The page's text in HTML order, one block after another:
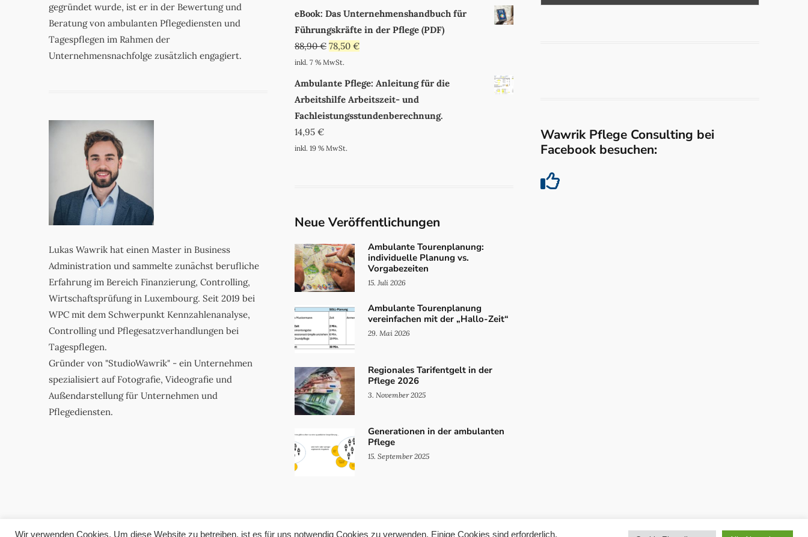
gegründet wurde, ist er in der Bewertung und
Beratung von ambulanten Pflegediensten und
Tagespflegen im Rahmen der
Unternehmensnachfolge zusätzlich engagiert.
Lukas Wawrik hat einen Master in Business
Administration und sammelte zunächst berufliche
Erfahrung im Bereich Finanzierung, Controlling,
Wirtschaftsprüfung in Luxembourg. Seit 2019 bei
WPC mit dem Schwerpunkt Kennzahlenanalyse,
Controlling und Pflegesatzverhandlungen bei
Tagespflegen.
Gründer von "StudioWawrik" - ein Unternehmen
spezialisiert auf Fotografie, Videografie und
Außendarstellung für Unternehmen und
Pflegediensten.
eBook: Das Unternehmenshandbuch für
Führungskräfte in der Pflege (PDF)
88,90€ 78,50 €
inkl. 7 % MwSt.
Ambulante Pflege: Anleitung für die
Arbeitshilfe Arbeitszeit- und
Fachleistungsstundenberechnung.
14,95 €
inkl. 19 % MwSt.
Neue Veröffentlichungen
Ambulante Tourenplanung:
individuelle Planung vs.
Vorgabezeiten
15. Juli 2026
Ambulante Tourenplanung
vereinfachen mit der „Hallo-Zeit“
29. Mai 2026
Regionales Tarifentgelt in der
Pflege 2026
3. November 2025
Generationen in der ambulanten
Pflege
15. September 2025
Wawrik Pflege Consulting bei
Facebook besuchen:
Wir verwenden Cookies. Um diese Website zu betreiben, ist es für uns notwendig Cookies zu verwenden. Einige Cookies sind erforderlich,